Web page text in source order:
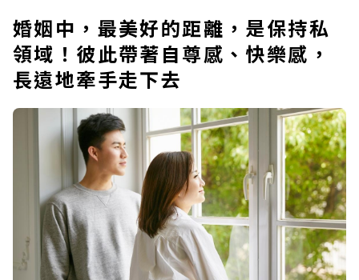
婚姻中，最美好的距離，是保持私
領域！彼此帶著自尊感、快樂感，
長遠地牽手走下去